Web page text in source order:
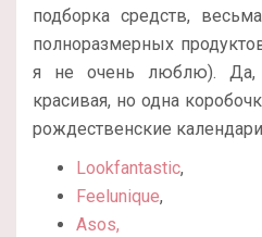
подборка средств,
полноразмерных
я не очень люблю). Да,
красивая, но одна
рождественские календари
Lookfantastic,
Feelunique,
Asos,